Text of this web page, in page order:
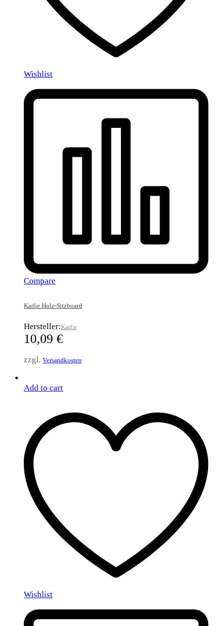
Wishlist
Compare
Karlie Holz-Sitzboard
Hersteller:Karlie
10,09 €
zzgl. Versandkosten
Add to cart
Wishlist